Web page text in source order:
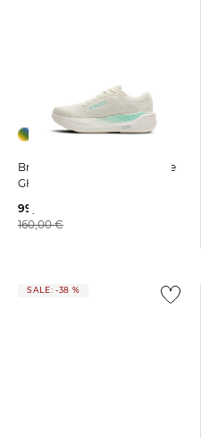
Brooks | Damen Laufschuhe
GHOST MAX 3
99,99 €
160,00 €
SALE: -38 %